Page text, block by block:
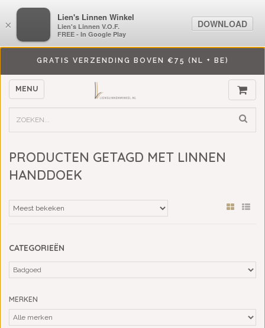
GRATIS VERZENDING BOVEN €75 (NL + BE)
MENU
PRODUCTEN GETAGD MET LINNEN
HANDDOEK
CATEGORIEËN
MERKEN
×
LiensLinnenwinkel.nl
Lien's Linnen V.O.F.
FREE - In Google Play
DOWNLOAD
×
Lien's Linnen Winkel
Lien's Linnen V.O.F.
FREE - In Google Play
DOWNLOAD